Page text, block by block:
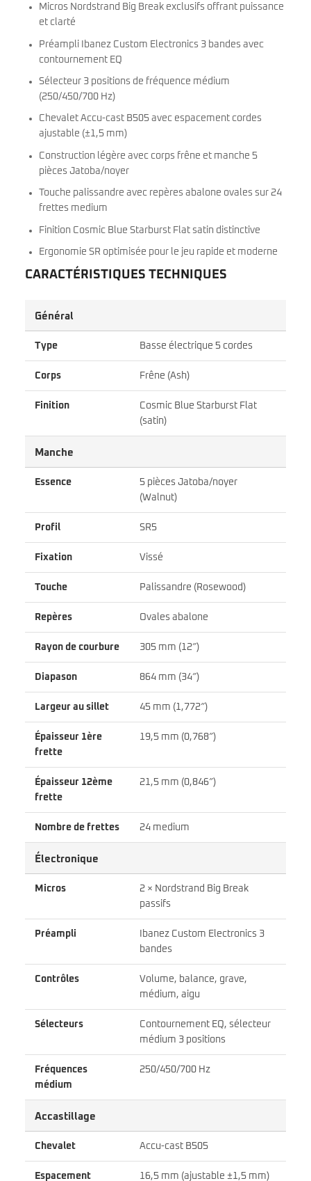
Micros Nordstrand Big Break exclusifs offrant puissance
et clarté
Préampli Ibanez Custom Electronics 3 bandes avec
contournement EQ
Sélecteur 3 positions de fréquence médium
(250/450/700 Hz)
Chevalet Accu-cast B505 avec espacement cordes
ajustable (±1,5 mm)
Construction légère avec corps frêne et manche 5
pièces Jatoba/noyer
Touche palissandre avec repères abalone ovales sur 24
frettes medium
Finition Cosmic Blue Starburst Flat satin distinctive
Ergonomie SR optimisée pour le jeu rapide et moderne
CARACTÉRISTIQUES TECHNIQUES
Général
Type Basse électrique 5 cordes
Corps Frêne (Ash)
Finition
Cosmic Blue Starburst Flat
(satin)
Manche
Essence
5 pièces Jatoba/noyer
(Walnut)
Profil SR5
Fixation Vissé
Touche Palissandre (Rosewood)
Repères Ovales abalone
Rayon de courbure 305 mm (12″)
Diapason 864 mm (34″)
Largeur au sillet 45 mm (1,772″)
Épaisseur 1ère
frette
19,5 mm (0,768″)
Épaisseur 12ème
frette
21,5 mm (0,846″)
Nombre de frettes 24 medium
Électronique
Micros
2 × Nordstrand Big Break
passifs
Préampli
Ibanez Custom Electronics 3
bandes
Contrôles
Volume, balance, grave,
médium, aigu
Sélecteurs
Contournement EQ, sélecteur
médium 3 positions
Fréquences
médium
250/450/700 Hz
Accastillage
Chevalet Accu-cast B505
Espacement 16,5 mm (ajustable ±1,5 mm)